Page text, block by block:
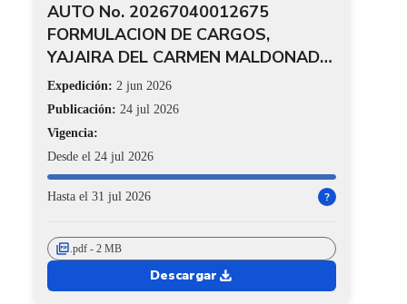
AUTO No. 20267040012675
FORMULACION DE CARGOS,
YAJAIRA DEL CARMEN MALDONADO
ARNEDO
Expedición: 2 jun 2026
Publicación: 24 jul 2026
Vigencia:
Desde el 24 jul 2026
Hasta el 31 jul 2026 ?
picture_as_pdf.pdf - 2 MB
Descargar download